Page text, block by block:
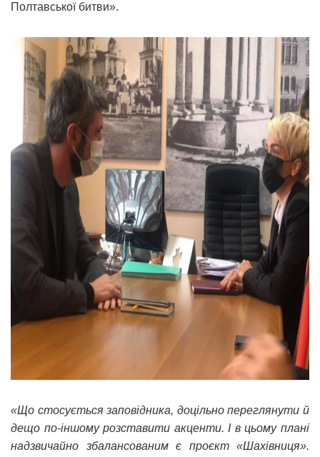
Полтавської битви».
«Що стосується заповідника, доцільно переглянути й
дещо по-іншому розставити акценти. І в цьому плані
надзвичайно збалансованим є проєкт «Шахівниця».